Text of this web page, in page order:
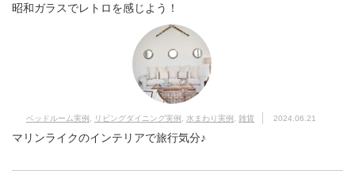
昭和ガラスでレトロを感じよう！
ベッドルーム実例 リビングダイニング実例 水まわり実例 雑貨 2024.06.21
マリンライクのインテリアで旅行気分♪